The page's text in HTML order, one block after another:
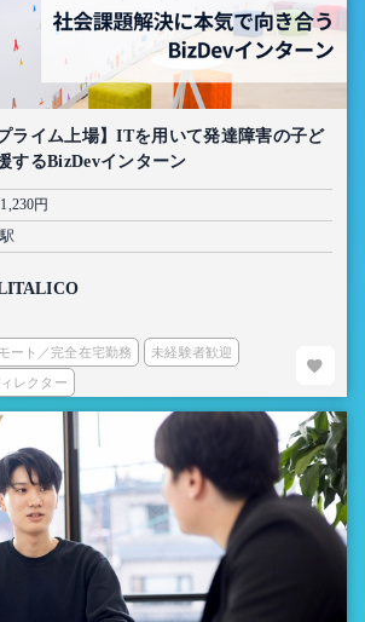
ライム上場】ITを用いて発達障害の子ど
するBizDevインターン
円
ート／完全在宅勤務 未経験者歓迎
レクター